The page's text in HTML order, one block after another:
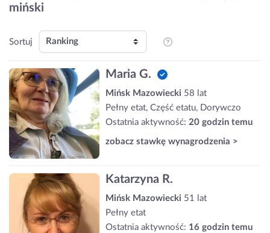
miński
Sortuj
Maria G.
Mińsk Mazowiecki 58 lat
Pełny etat, Część etatu, Dorywczo
Ostatnia aktywność: 20 godzin temu
zobacz stawkę wynagrodzenia >
Katarzyna R.
Mińsk Mazowiecki 51 lat
Pełny etat
Ostatnia aktywność: 16 godzin temu